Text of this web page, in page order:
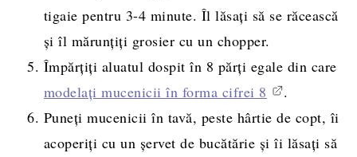
tigaie pentru 3-4 minute. Îl lăsați să se răcească
și îl mărunțiți grosier cu un chopper.
Împărțiți aluatul dospit în 8 părți egale din care
modelați mucenicii în forma cifrei 8
.
Puneți mucenicii în tavă, peste hârtie de copt, îi
acoperiți cu un șervet de bucătărie și îi lăsați să